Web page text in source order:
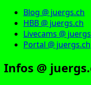
Blog @ juergs.ch
HBB @ juergs.ch
Livecams @
Portal @ juergs.ch
Infos @